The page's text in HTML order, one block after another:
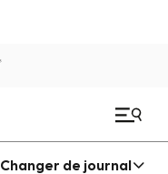
Changer de journal